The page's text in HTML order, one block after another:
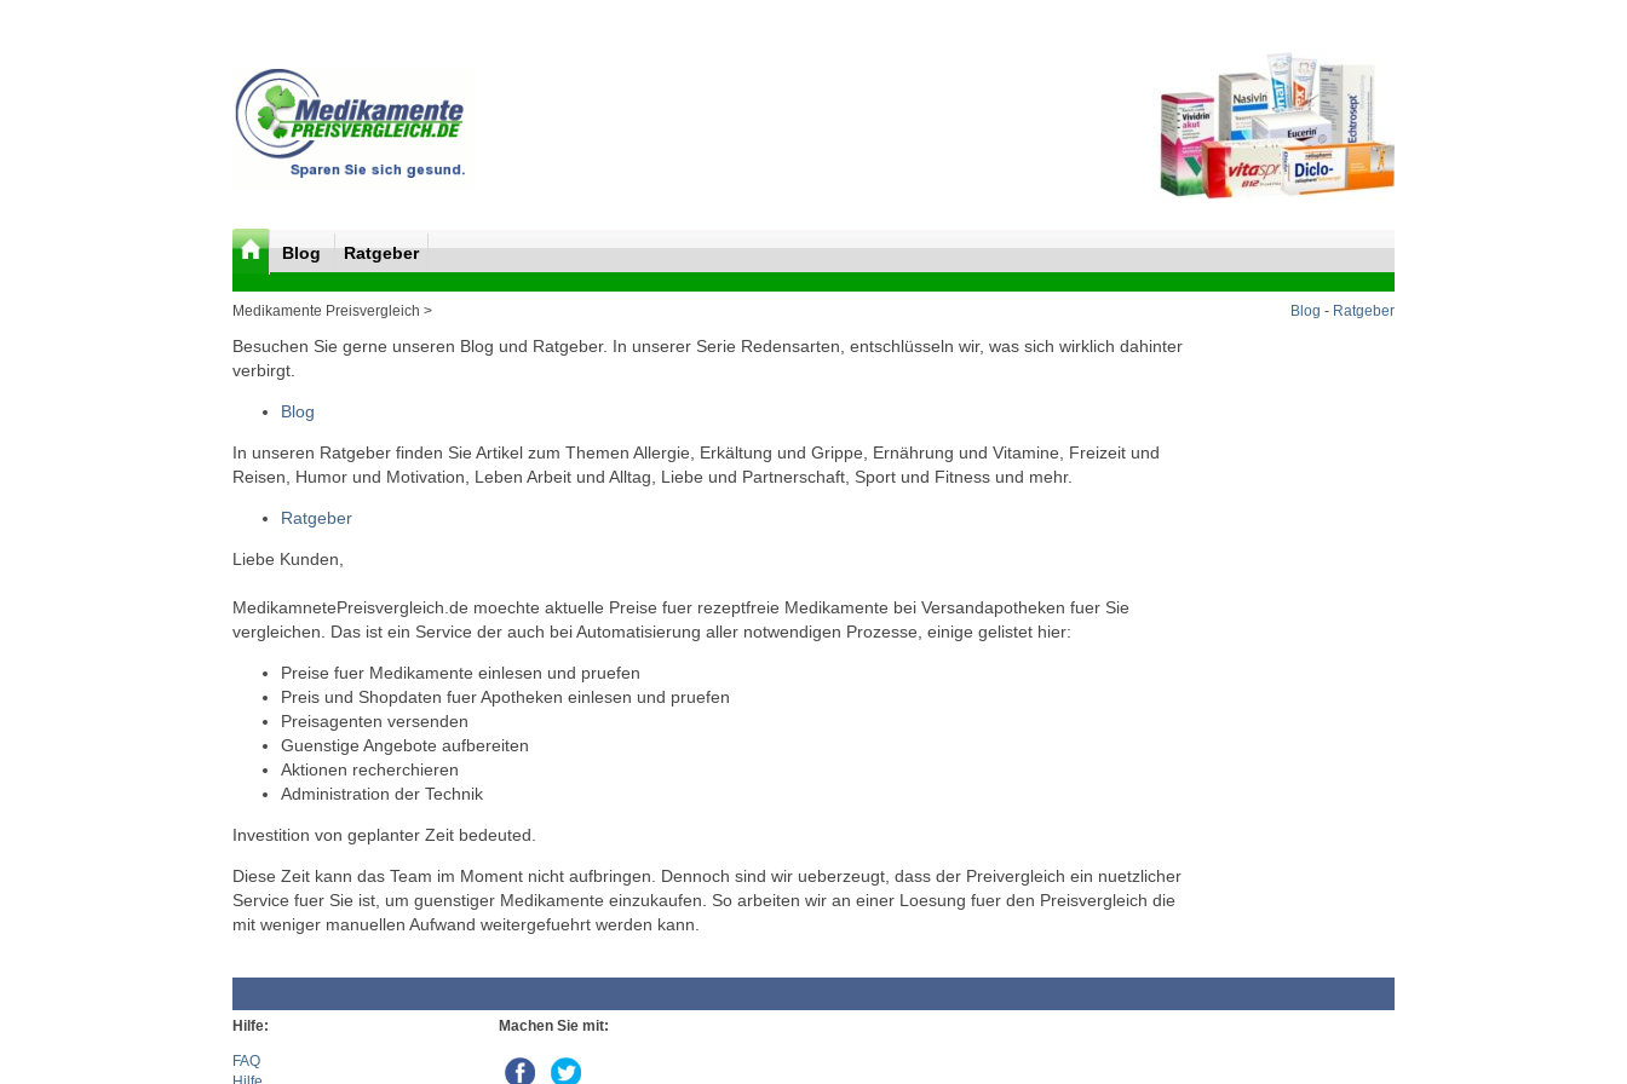
Blog Ratgeber
Medikamente Preisvergleich > Blog - Ratgeber
Besuchen Sie gerne unseren Blog und Ratgeber. In unserer Serie Redensarten, entschlüsseln wir, was sich wirklich dahinter
verbirgt.
Blog
In unseren Ratgeber finden Sie Artikel zum Themen Allergie, Erkältung und Grippe, Ernährung und Vitamine, Freizeit und
Reisen, Humor und Motivation, Leben Arbeit und Alltag, Liebe und Partnerschaft, Sport und Fitness und mehr.
Ratgeber
Liebe Kunden,
MedikamnetePreisvergleich.de moechte aktuelle Preise fuer rezeptfreie Medikamente bei Versandapotheken fuer Sie
vergleichen. Das ist ein Service der auch bei Automatisierung aller notwendigen Prozesse, einige gelistet hier:
Preise fuer Medikamente einlesen und pruefen
Preis und Shopdaten fuer Apotheken einlesen und pruefen
Preisagenten versenden
Guenstige Angebote aufbereiten
Aktionen recherchieren
Administration der Technik
Investition von geplanter Zeit bedeuted.
Diese Zeit kann das Team im Moment nicht aufbringen. Dennoch sind wir ueberzeugt, dass der Preivergleich ein nuetzlicher
Service fuer Sie ist, um guenstiger Medikamente einzukaufen. So arbeiten wir an einer Loesung fuer den Preisvergleich die
mit weniger manuellen Aufwand weitergefuehrt werden kann.
Hilfe:
FAQ
Machen Sie mit: